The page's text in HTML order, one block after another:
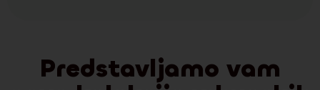
Predstavljamo vam